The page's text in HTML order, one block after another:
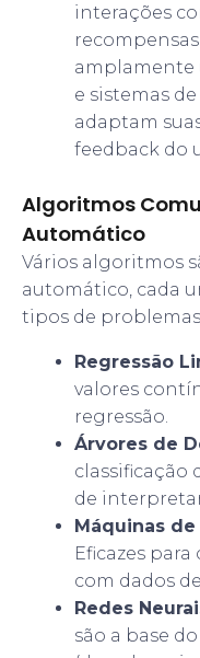
interações
amplamente
e sistemas
adaptam
feedback do
Algoritmos
Automático
Vários algoritmos
automático, cada
tipos de
Regressão
valores
regressão.
Árvores de
classificação
de
Máquinas
Eficazes
com dados
Redes
são a base